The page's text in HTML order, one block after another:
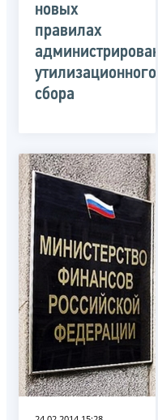
новых
правилах
утилизационного
сбора